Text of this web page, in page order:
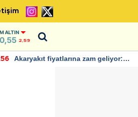
ALTIN
2,59
Akaryakıt fiyatlarına zam geliyor: